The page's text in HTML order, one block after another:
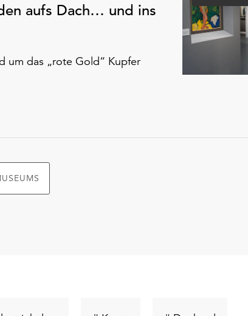
aufs Dach… und ins
um das „rote Gold“ Kupfer